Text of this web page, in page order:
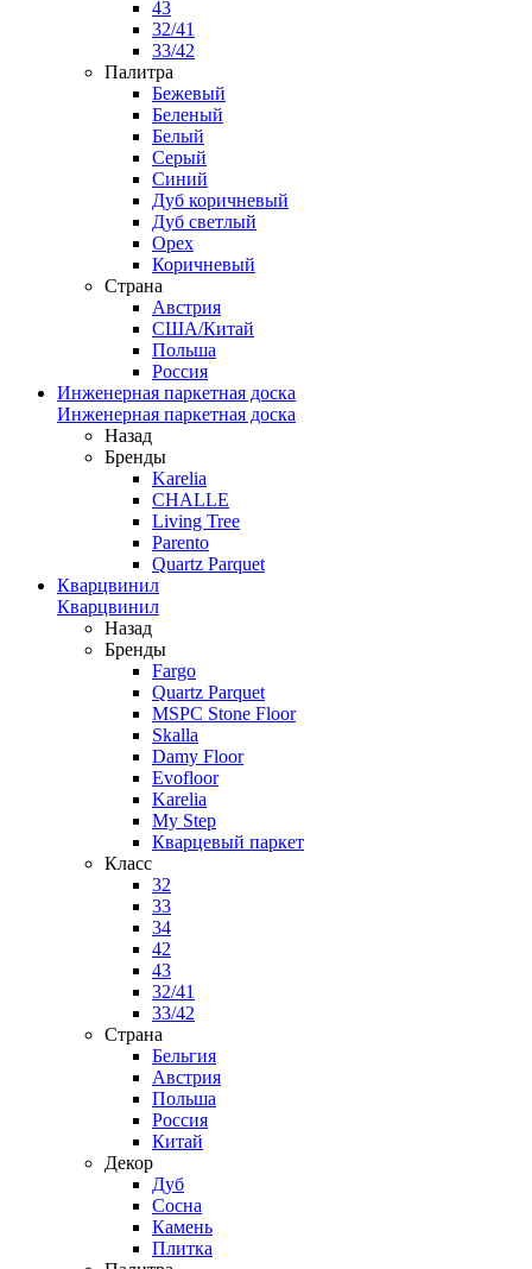
43
32/41
33/42
Палитра
Бежевый
Беленый
Белый
Серый
Синий
Дуб коричневый
Дуб светлый
Орех
Коричневый
Страна
Австрия
США/Китай
Польша
Россия
Инженерная паркетная доска
Инженерная паркетная доска
Назад
Бренды
Karelia
CHALLE
Living Tree
Parento
Quartz Parquet
Кварцвинил
Кварцвинил
Назад
Бренды
Fargo
Quartz Parquet
MSPC Stone Floor
Skalla
Damy Floor
Evofloor
Karelia
My Step
Кварцевый паркет
Класс
32
33
34
42
43
32/41
33/42
Страна
Бельгия
Австрия
Польша
Россия
Китай
Декор
Дуб
Сосна
Камень
Плитка